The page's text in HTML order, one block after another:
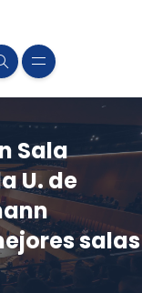
Sala
U. de
salas